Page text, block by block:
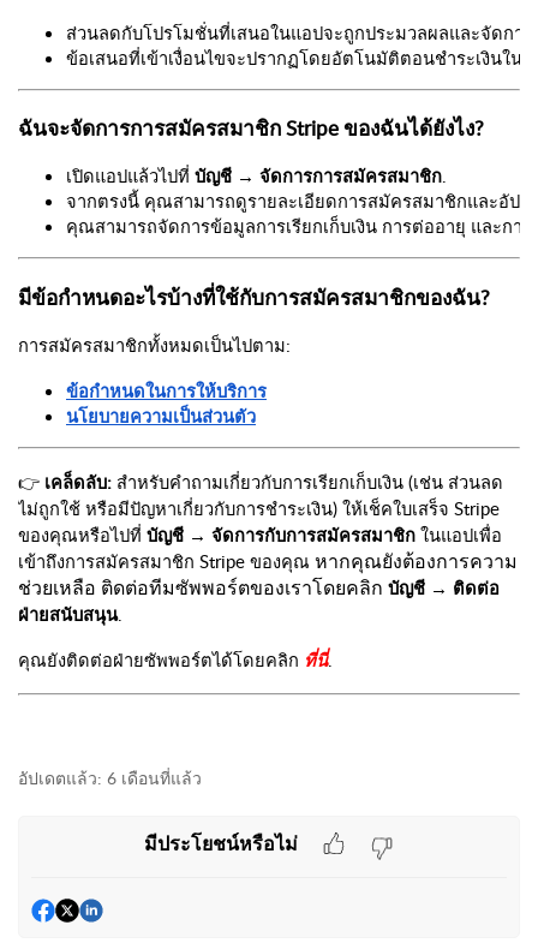
ส่วนลดกับโปรโมชั่นที่เสนอในแอปจะถูกประมวลผลและจัดการ
ข้อเสนอที่เข้าเงื่อนไขจะปรากฏโดยอัตโนมัติตอนชำระเงินใน
ฉันจะจัดการการสมัครสมาชิก Stripe ของฉันได้ยังไง?
เปิดแอปแล้วไปที่ บัญชี → จัดการการสมัครสมาชิก.
จากตรงนี้ คุณสามารถดูรายละเอียดการสมัครสมาชิกและอัปเ
คุณสามารถจัดการข้อมูลการเรียกเก็บเงิน การต่ออายุ และกา
มีข้อกำหนดอะไรบ้างที่ใช้กับการสมัครสมาชิกของฉัน?
การสมัครสมาชิกทั้งหมดเป็นไปตาม:
ข้อกำหนดในการให้บริการ
นโยบายความเป็นส่วนตัว
👉 เคล็ดลับ: สำหรับคำถามเกี่ยวกับการเรียกเก็บเงิน (เช่น ส่วนลด
ไม่ถูกใช้ หรือมีปัญหาเกี่ยวกับการชำระเงิน) ให้เช็คใบเสร็จ Stripe
ของคุณหรือไปที่ บัญชี → จัดการกับการสมัครสมาชิก ในแอปเพื่อ
เข้าถึงการสมัครสมาชิก Stripe ของคุณ หากคุณยังต้องการความ
ช่วยเหลือ ติดต่อทีมซัพพอร์ตของเราโดยคลิก บัญชี → ติดต่อ
ฝ่ายสนับสนุน.
คุณยังติดต่อฝ่ายซัพพอร์ตได้โดยคลิก ที่นี่.
อัปเดตแล้ว: 6 เดือนที่แล้ว
มีประโยชน์หรือไม่